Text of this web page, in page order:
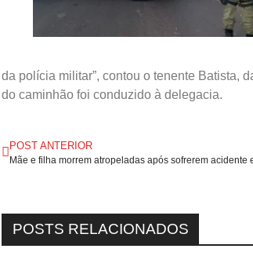
da polícia militar”, contou o tenente Batista,
do caminhão foi conduzido à delegacia.
POST ANTERIOR
POSTS RELACIONADOS